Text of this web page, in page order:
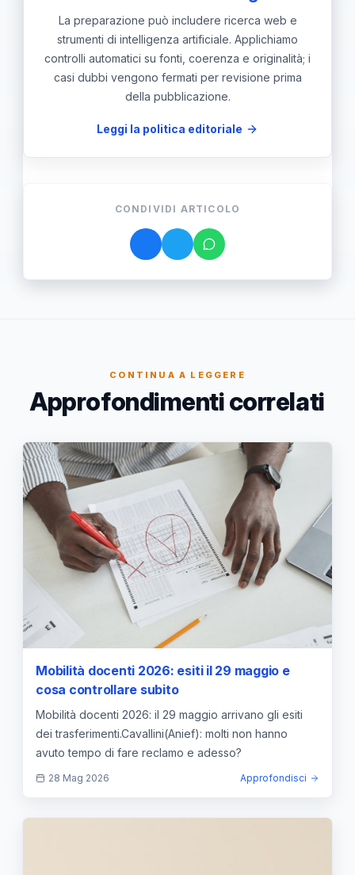
La preparazione può includere ricerca web e
strumenti di intelligenza artificiale. Applichiamo
controlli automatici su fonti, coerenza e originalità; i
casi dubbi vengono fermati per revisione prima
della pubblicazione.
Leggi la politica editoriale
CONDIVIDI ARTICOLO
CONTINUA A LEGGERE
Approfondimenti correlati
Mobilità docenti 2026: esiti il 29 maggio e
cosa controllare subito
Mobilità docenti 2026: il 29 maggio arrivano gli esiti
dei trasferimenti.Cavallini(Anief): molti non hanno
avuto tempo di fare reclamo e adesso?
28 Mag 2026 Approfondisci